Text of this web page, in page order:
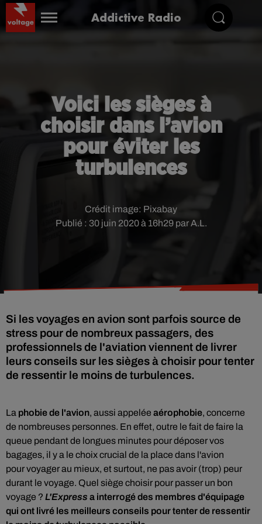
Addictive Radio
Voici les sièges à
choisir dans l’avion
pour éviter les
turbulences
Publié : 30 juin 2020 à 16h29 par A.L.
Crédit image: Pixabay
Si les voyages en avion sont parfois source de
stress pour de nombreux passagers, des
professionnels de l'aviation viennent de livrer
leurs conseils sur les sièges à choisir pour tenter
de ressentir le moins de turbulences.
La phobie de l'avion, aussi appelée aérophobie, concerne
de nombreuses personnes. En effet, outre le fait de faire la
queue pendant de longues minutes pour déposer vos
bagages, il y a le choix crucial de la place dans l'avion
pourvoyager au mieux, et surtout, ne pas avoir (trop) peur
durant le voyage. Quel siège choisir pour passer un bon
voyage ? L'Express a interrogé des membres d'équipage
qui ont livré les meilleurs conseils pour tenter de ressentir